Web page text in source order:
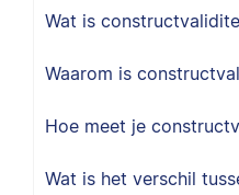
Wat is
Waarom is
Hoe meet je
Wat is het verschil